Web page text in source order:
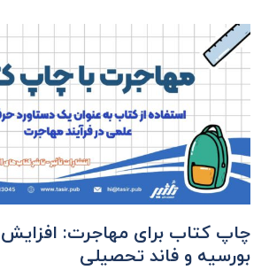
چاپ کتاب برای مهاجرت:
بورسیه و فاند تحصیلی